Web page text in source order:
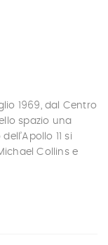
1969, dal Centro
spazio una
11 si
Collins e